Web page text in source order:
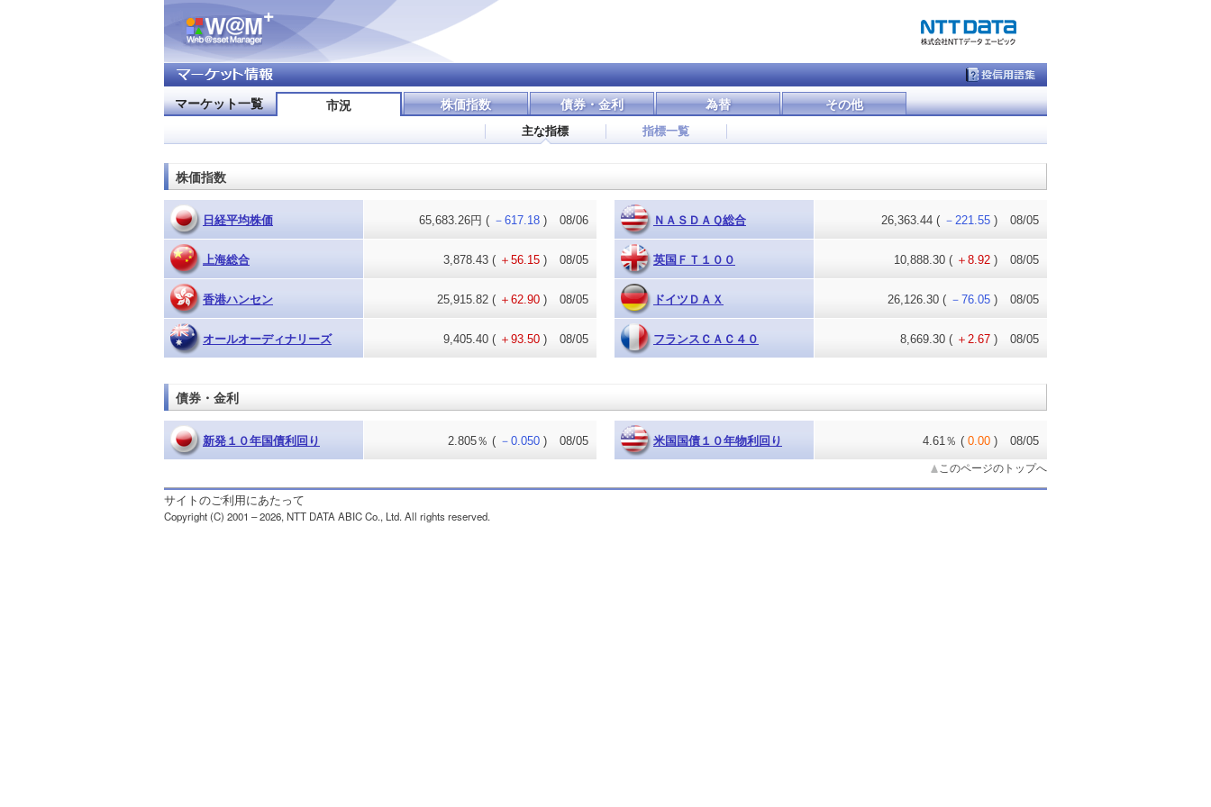
マーケット一覧 市況 株価指数 債券・金利 為替 その他
主な指標 指標一覧
株価指数
日経平均株価 65,683.26円 ( －617.18 ) 08/06
上海総合 3,878.43 ( ＋56.15 ) 08/05
香港ハンセン 25,915.82 ( ＋62.90 ) 08/05
オールオーディナリーズ 9,405.40 ( ＋93.50 ) 08/05
ＮＡＳＤＡＱ総合 26,363.44 ( －221.55 ) 08/05
英国ＦＴ１００ 10,888.30 ( ＋8.92 ) 08/05
ドイツＤＡＸ 26,126.30 ( －76.05 ) 08/05
フランスＣＡＣ４０ 8,669.30 ( ＋2.67 ) 08/05
債券・金利
新発１０年国債利回り 2.805％ ( －0.050 ) 08/05 米国国債１０年物利回り 4.61％ ( 0.00 ) 08/05
このページのトップへ
サイトのご利用にあたって
Copyright (C) 2001 – 2026, NTT DATA ABIC Co., Ltd. All rights reserved.